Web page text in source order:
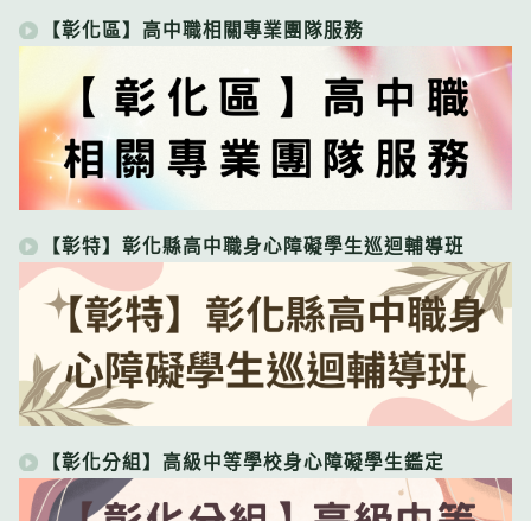
【彰化區】高中職相關專業團隊服務
【彰特】彰化縣高中職身心障礙學生巡迴輔導班
【彰化分組】高級中等學校身心障礙學生鑑定